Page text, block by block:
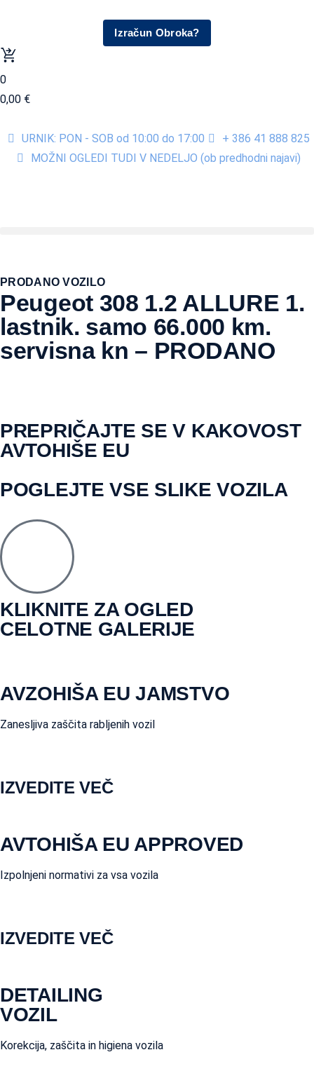
Izračun Obroka?
0
0,00 €
URNIK: PON - SOB od 10:00 do 17:00
+ 386 41 888 825
MOŽNI OGLEDI TUDI V NEDELJO (ob predhodni najavi)
PRODANO VOZILO
Peugeot 308 1.2 ALLURE 1.
lastnik. samo 66.000 km.
servisna kn – PRODANO
PREPRIČAJTE SE V KAKOVOST
AVTOHIŠE EU
POGLEJTE VSE SLIKE VOZILA
KLIKNITE ZA OGLED
CELOTNE GALERIJE
AVZOHIŠA EU JAMSTVO
Zanesljiva zaščita rabljenih vozil
IZVEDITE VEČ
AVTOHIŠA EU APPROVED
Izpolnjeni normativi za vsa vozila
IZVEDITE VEČ
DETAILING
VOZIL
Korekcija, zaščita in higiena vozila